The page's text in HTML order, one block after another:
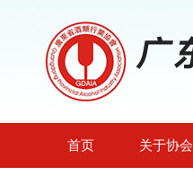
首页 关于协会